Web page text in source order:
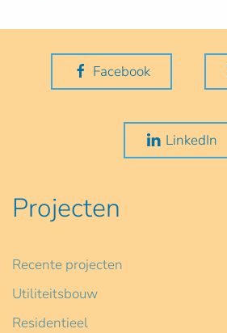
Facebook
LinkedIn
Projecten
Recente projecten
Utiliteitsbouw
Residentieel